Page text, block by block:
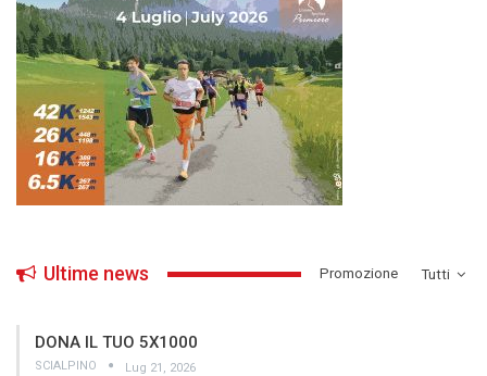
Tutti
Ultime news ­Promozione
DONA IL TUO 5X1000
SCIALPINO Lug 21, 2026